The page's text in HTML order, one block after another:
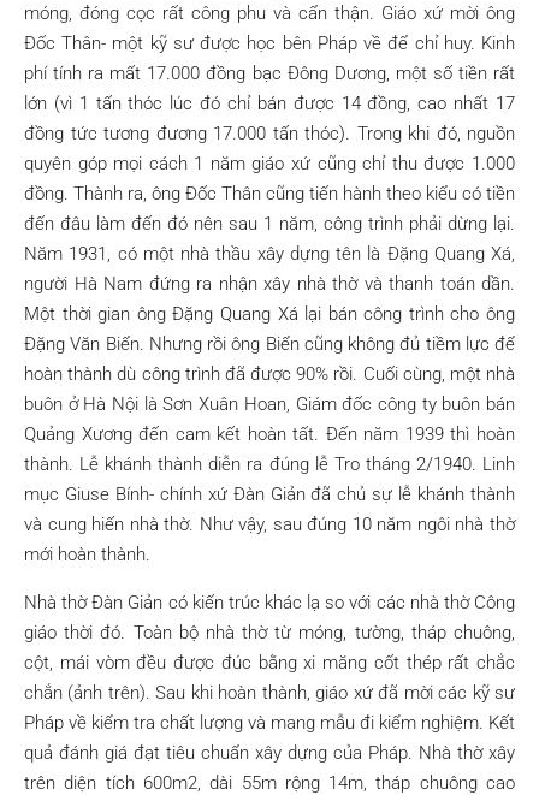
móng, đóng cọc rất công phu và cẩn thận. Giáo xứ mời ông
Đốc Thân- một kỹ sư được học bên Pháp về để chỉ huy. Kinh
phí tính ra mất 17.000 đồng bạc Đông Dương, một số tiền rất
lớn (vì 1 tấn thóc lúc đó chỉ bán được 14 đồng, cao nhất 17
đồng tức tương đương 17.000 tấn thóc). Trong khi đó, nguồn
quyên góp mọi cách 1 năm giáo xứ cũng chỉ thu được 1.000
đồng. Thành ra, ông Đốc Thân cũng tiến hành theo kiểu có tiền
đến đâu làm đến đó nên sau 1 năm, công trình phải dừng lại.
Năm 1931, có một nhà thầu xây dựng tên là Đặng Quang Xá,
người Hà Nam đứng ra nhận xây nhà thờ và thanh toán dần.
Một thời gian ông Đặng Quang Xá lại bán công trình cho ông
Đặng Văn Biển. Nhưng rồi ông Biển cũng không đủ tiềm lực để
hoàn thành dù công trình đã được 90% rồi. Cuối cùng, một nhà
buôn ở Hà Nội là Sơn Xuân Hoan, Giám đốc công ty buôn bán
Quảng Xương đến cam kết hoàn tất. Đến năm 1939 thì hoàn
thành. Lễ khánh thành diễn ra đúng lễ Tro tháng 2/1940. Linh
mục Giuse Bính- chính xứ Đàn Giản đã chủ sự lễ khánh thành
và cung hiến nhà thờ. Như vậy, sau đúng 10 năm ngôi nhà thờ
mới hoàn thành.
Nhà thờ Đàn Giản có kiến trúc khác lạ so với các nhà thờ Công
giáo thời đó. Toàn bộ nhà thờ từ móng, tường, tháp chuông,
cột, mái vòm đều được đúc bằng xi măng cốt thép rất chắc
chắn (ảnh trên). Sau khi hoàn thành, giáo xứ đã mời các kỹ sư
Pháp về kiểm tra chất lượng và mang mẫu đi kiểm nghiệm. Kết
quả đánh giá đạt tiêu chuẩn xây dựng của Pháp. Nhà thờ xây
trên diện tích 600m2, dài 55m rộng 14m, tháp chuông cao